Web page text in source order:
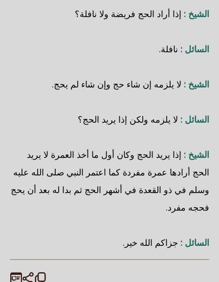
الشيخ : إذا أراد الحج فريضة ولا نافلة؟
السائل : نافلة.
الشيخ : لا يلزمه إن شاء حج وإن شاء لم يحج.
السائل : لا يلزمه ولكن إذا يريد الحج؟
الشيخ : إذا يريد الحج وكان أول ما أخذ العمرة لا يريد
الحج أرادها عمرة مفردة كما اعتمر النبي صلى الله عليه
وسلم في ذو القعدة في أشهر الحج ثم بدا له بعد أن يحج
فحجه مفرد.
السائل : جزاكم الله خير.